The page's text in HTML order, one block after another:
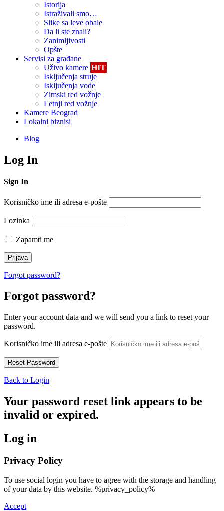
Istorija
Istraživali smo…
Slike sa leve obale
Da li ste znali?
Zanimljivosti
Opšte
Servisi za građane
Uživo kamere HIT
Isključenja struje
Isključenja vode
Zimski red vožnje
Letnji red vožnje
Kamere Beograd
Lokalni biznisi
Blog
Log In
Sign In
Korisničko ime ili adresa e-pošte
Lozinka
Zapamti me
Forgot password?
Forgot password?
Enter your account data and we will send you a link to reset your
password.
Korisničko ime ili adresa e-pošte
Back to Login
Your password reset link appears to be
invalid or expired.
Log in
Privacy Policy
To use social login you have to agree with the storage and handling
of your data by this website. %privacy_policy%
Accept